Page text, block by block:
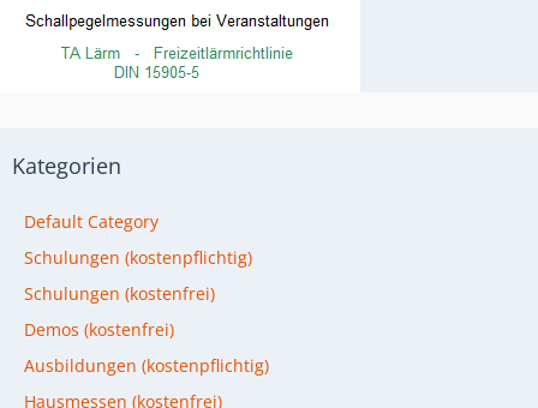
Kategorien
Default Category
Schulungen (kostenpflichtig)
Schulungen (kostenfrei)
Demos (kostenfrei)
Ausbildungen (kostenpflichtig)
Hausmessen (kostenfrei)